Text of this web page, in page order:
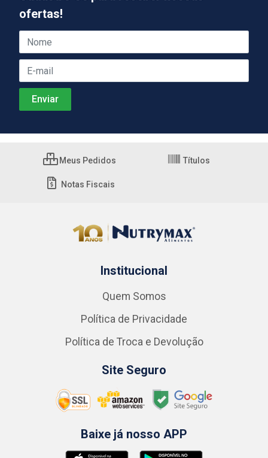
ofertas!
Meus Pedidos Títulos
Notas Fiscais
Institucional
Quem Somos
Política de Privacidade
Política de Troca e Devolução
Site Seguro
Baixe já nosso APP